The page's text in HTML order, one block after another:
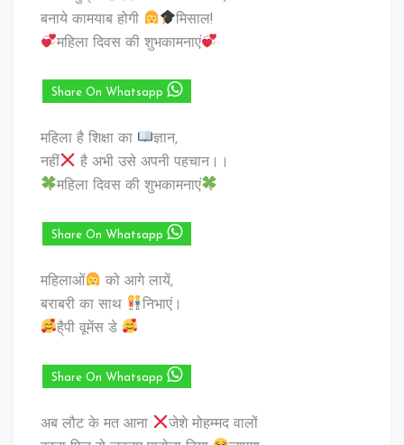
बनाये कामयाब होगी
मिसाल!
महिला दिवस की शुभकामनाएं
Share On Whatsapp
महिला है शिक्षा का
ज्ञान,
नहीं
है अभी उसे अपनी पहचान।।
महिला दिवस की शुभकामनाएं
Share On Whatsapp
महिलाओं
को आगे लायें,
बराबरी का साथ
निभाएं।
है्पी वूमेंस डे
Share On Whatsapp
अब लौट के मत आना
जेशे मोहम्मद वालों